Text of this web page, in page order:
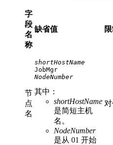
字
段
名
称
缺省值
节
点
名
shortHostName
NodeNumber
其中：
shortHostName
是简短主机
名。
NodeNumber
是从 01 开始